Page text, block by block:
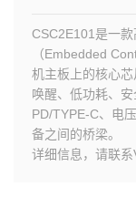
CSC2E101是一款
（Embedded
机主板上的核心芯
唤醒、低功耗、安
PD/TYPE-C、电
备之间的桥梁。
详细信息，请联系